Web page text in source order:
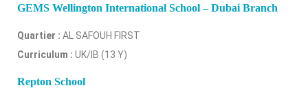
GEMS Wellington International School – Dubai Branch
Quartier : AL SAFOUH FIRST
Curriculum : UK/IB (13 Y)
Repton School